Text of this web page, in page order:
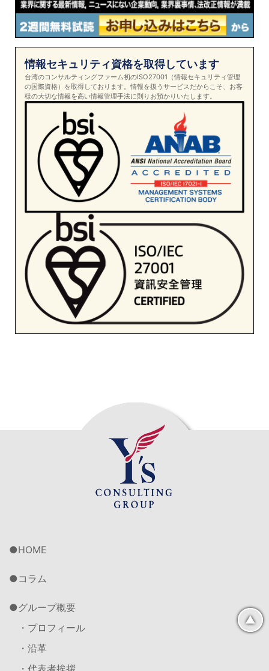
情報セキュリティ資格を取得しています
台湾のコンサルティングファーム初のISO27001（情報セキュリティ管理
の国際資格）を取得しております。情報を扱うサービスだからこそ、お客
様の大切な情報を高い情報管理手法に則りお預かりいたします。
HOME
コラム
グループ概要
・プロフィール
・沿革
▲